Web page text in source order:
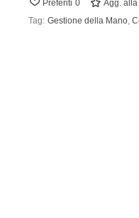
Preferiti 0
Agg.
Tag: Gestione della Mano,